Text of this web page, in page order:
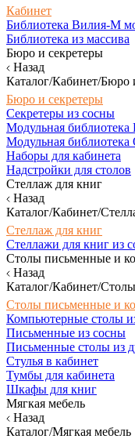
Кабинет
Библиотека Вилия-М
Библиотека из массива
Бюро и секретеры
Назад
Каталог/Кабинет/Бюро
Бюро и секретеры
Секретеры из сосны
Модульная библиотека
Модульная библиотека
Наборы для кабинета
Надстройки для столов
Стеллаж для книг
Назад
Каталог/Кабинет/
Стеллаж для книг
Стеллажи для книг из
Столы письменные и
Назад
Каталог/Кабинет/
Столы письменные и
Компьютерные столы
Письменные из сосны
Письменные столы из
Стулья в кабинет
Тумбы для кабинета
Шкафы для книг
Мягкая мебель
Назад
Каталог/Мягкая мебель